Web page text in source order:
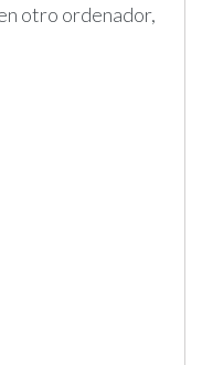
otro ordenador,